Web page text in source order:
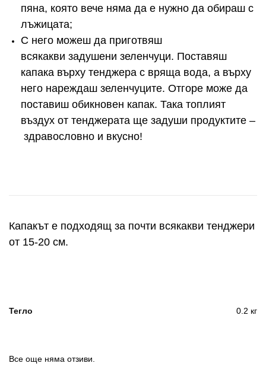
пяна, която вече няма да е нужно да обираш с
лъжицата;
С него можеш да приготвяш
всякакви задушени зеленчуци. Поставяш
капака върху тенджера с вряща вода, а върху
него нареждаш зеленчуците. Отгоре може да
поставиш обикновен капак. Така топлият
въздух от тенджерата ще задуши продуктите –
здравословно и вкусно!
Капакът е подходящ за почти всякакви тенджери
от 15-20 см.
Тегло 0.2 кг
Все още няма отзиви.